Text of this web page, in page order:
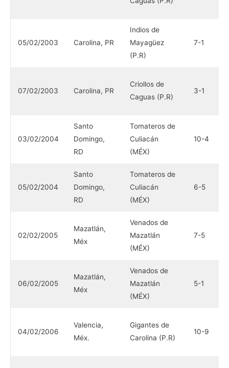
05/02/2003 Carolina, PR
Indios de
Mayagüez
(P.R)
7-1
07/02/2003 Carolina, PR
Criollos de
Caguas (P.R)
3-1
03/02/2004
Santo
Domingo,
RD
Tomateros de
Culiacán
(MÉX)
10-4
05/02/2004
Santo
Domingo,
RD
Tomateros de
Culiacán
(MÉX)
6-5
02/02/2005
Mazatlán,
Méx
Venados de
Mazatlán
(MÉX)
7-5
06/02/2005
Mazatlán,
Méx
Venados de
Mazatlán
(MÉX)
5-1
04/02/2006
Valencia,
Méx.
Gigantes de
Carolina (P.R)
10-9